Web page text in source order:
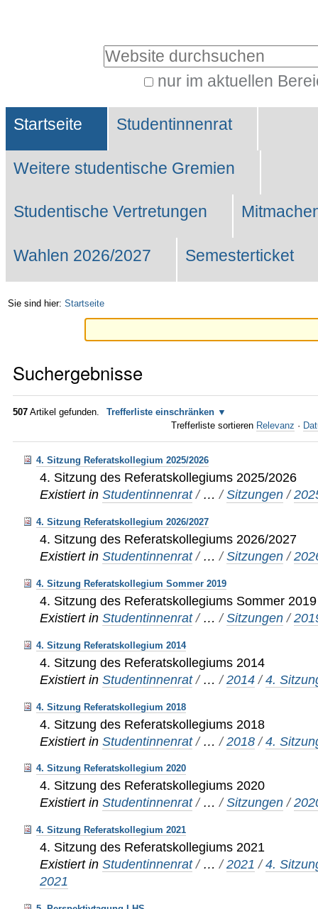
Website durchsuchen
nur im aktuellen
Suche…
Sektionen
Startseite Studentinnenrat
Weitere studentische Gremien
Studentische Vertretungen
Wahlen 2026/2027 Semesterticket
Sie sind hier: Startseite
Suchergebnisse
507 Artikel gefunden.
Trefferliste einschränken
Trefferliste sortieren Relevanz ·
4. Sitzung Referatskollegium 2025/2026
4. Sitzung des Referatskollegiums 2025/2026
Existiert in Studentinnenrat / …/Sitzungen /
4. Sitzung Referatskollegium 2026/2027
4. Sitzung des Referatskollegiums 2026/2027
Existiert in Studentinnenrat / …/Sitzungen /
4. Sitzung Referatskollegium Sommer 2019
4. Sitzung des Referatskollegiums Sommer 2019
Existiert in Studentinnenrat / …/Sitzungen /
4. Sitzung Referatskollegium 2014
4. Sitzung des Referatskollegiums 2014
Existiert in Studentinnenrat / …/2014 /4.
4. Sitzung Referatskollegium 2018
4. Sitzung des Referatskollegiums 2018
Existiert in Studentinnenrat / …/2018 /4.
4. Sitzung Referatskollegium 2020
4. Sitzung des Referatskollegiums 2020
Existiert in Studentinnenrat / …/Sitzungen /
4. Sitzung Referatskollegium 2021
4. Sitzung des Referatskollegiums 2021
Existiert in Studentinnenrat / …/2021 /4.
2021